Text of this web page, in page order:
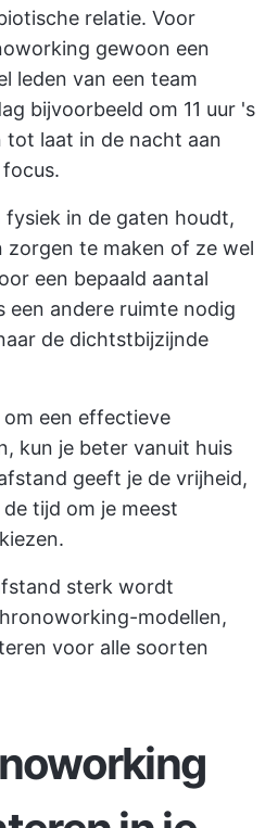
relatie. Voor
gewoon een
leden van een team
bijvoorbeeld om 11 uur 's
laat in de nacht aan
in de gaten houdt,
zorgen te maken of ze wel
een bepaald aantal
een andere ruimte nodig
de dichtstbijzijnde
een effectieve
kun je beter vanuit huis
geeft je de vrijheid,
tijd om je meest
sterk wordt
modellen,
voor alle soorten